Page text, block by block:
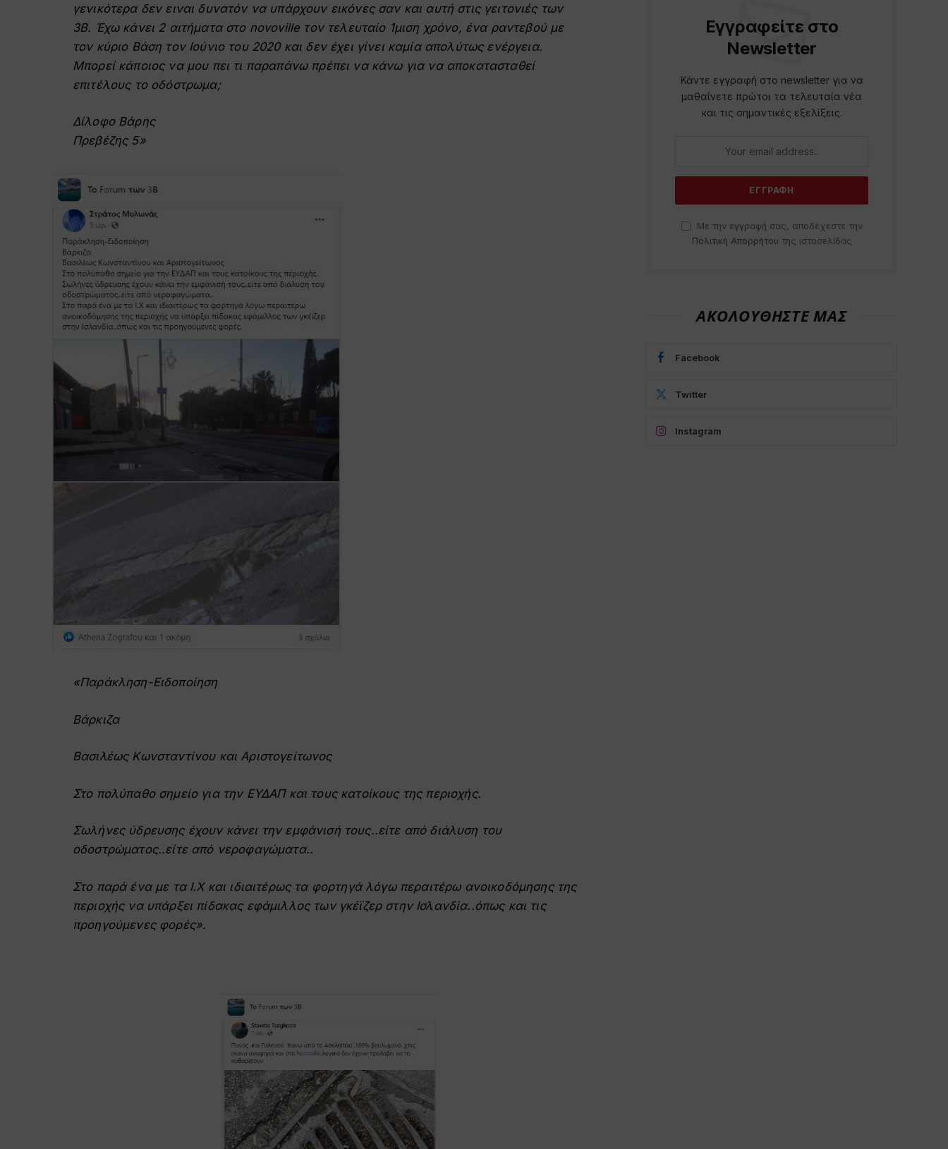
γενικότερα δεν ειναι δυνατόν να υπάρχουν εικόνες σαν και αυτή στις γειτονιές των
3Β. Έχω κάνει 2 αιτήματα στο novoville τον τελευταίο 1μιση χρόνο, ένα ραντεβού με
τον κύριο Βάση τον Ιούνιο του 2020 και δεν έχει γίνει καμία απολύτως ενέργεια.
Μπορεί κάποιος να μου πει τι παραπάνω πρέπει να κάνω για να αποκατασταθεί
επιτέλους το οδόστρωμα;
Δίλοφο Βάρης
Πρεβέζης 5»
«Παράκληση-Ειδοποίηση
Βάρκιζα
Βασιλέως Κωνσταντίνου και Αριστογείτωνος
Στο πολύπαθο σημείο για την ΕΥΔΑΠ και τους κατοίκους της περιοχής.
Σωλήνες ύδρευσης έχουν κάνει την εμφάνισή τους..είτε από διάλυση του
οδοστρώματος..είτε από νεροφαγώματα..
Στο παρά ένα με τα Ι.Χ και ιδιαιτέρως τα φορτηγά λόγω περαιτέρω ανοικοδόμησης της
περιοχής να υπάρξει πίδακας εφάμιλλος των γκέϊζερ στην Ισλανδία..όπως και τις
προηγούμενες φορές».
Εγγραφείτε στο
Newsletter
Κάντε εγγραφή στο newsletter για να
μαθαίνετε πρώτοι τα τελευταία νέα
και τις σημαντικές εξελίξεις.
Με την εγγραφή σας, αποδέχεστε την
Πολιτική Απορρήτου της ιστοσελίδας
ΑΚΟΛΟΥΘΗΣΤΕ ΜΑΣ
Facebook
Twitter
Instagram